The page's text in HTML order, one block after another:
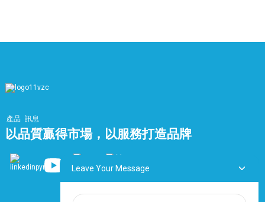
產品 訊息
以品質贏得市場，以服務打造品牌
Leave Your Message